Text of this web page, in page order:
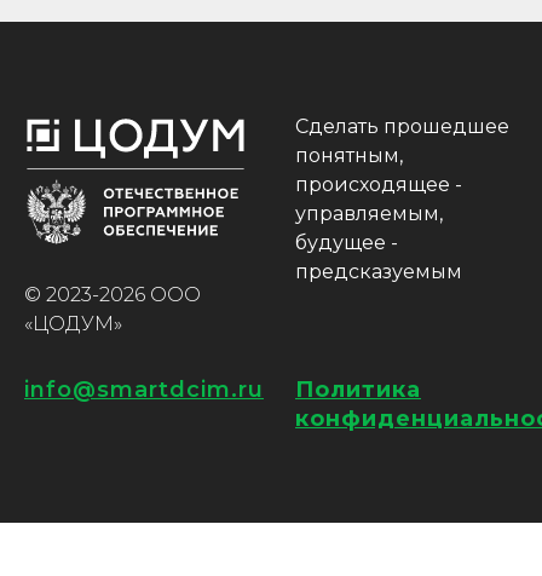
© 2023-2026 ООО
«ЦОДУМ»
Сделать прошедшее
понятным,
происходящее -
управляемым,
будущее -
предсказуемым
info@smartdcim.ru
Политика